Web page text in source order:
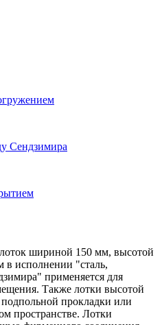
Сендзимира
шириной 150 мм, высотой
в исполнении "сталь,
применяется для
Также лотки высотой
прокладки или
пространстве. Лотки